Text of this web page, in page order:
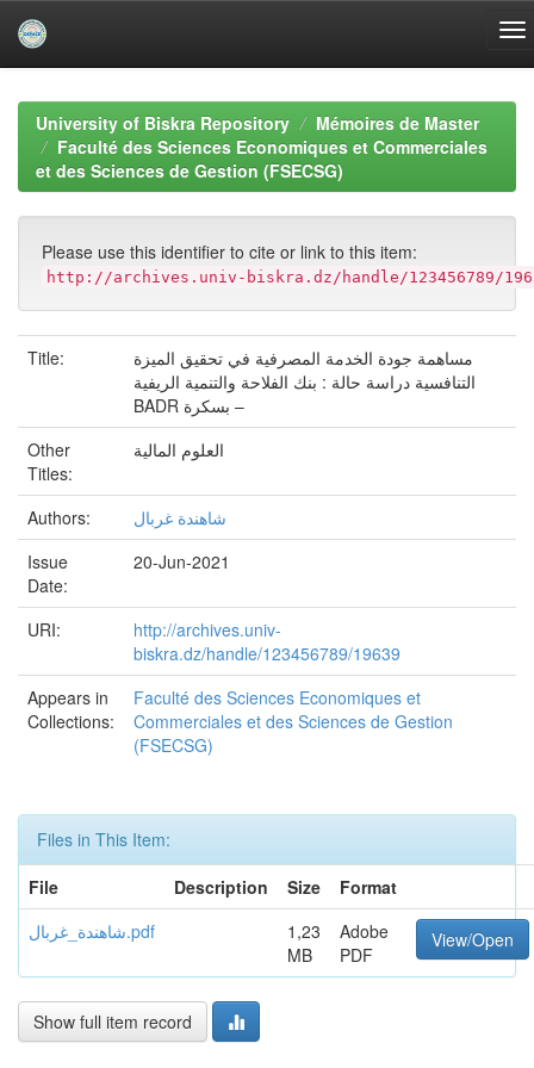
navigationUniversity of Biskra Repository
Mémoires de Master
Faculté des Sciences Economiques et Commerciales
et des Sciences de Gestion (FSECSG)
Please use this identifier to cite or link to this item:
http://archives.univ-biskra.dz/handle/123456789/
Title:
مساهمة جودة الخدمة المصرفية في تحقيق الميزة
التنافسية دراسة حالة : بنك الفلاحة والتنمية الريفية
BADR بسكرة –
Other
Titles:
العلوم المالية
Authors:
شاهندة غربال
Issue
Date:
20-Jun-2021
URI:
http://archives.univ-
biskra.dz/handle/123456789/19639
Appears in
Collections:
Faculté des Sciences Economiques et
Commerciales et des Sciences de Gestion
(FSECSG)
Files in This Item:
File
Description Size
Format
شاهندة_غربال.pdf
1,23
MB
Adobe
PDF
View/Open
Show full item record